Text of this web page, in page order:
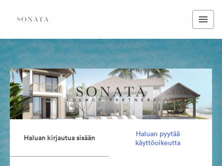
Haluan kirjautua sisään
Haluan pyytää
käyttöoikeutta